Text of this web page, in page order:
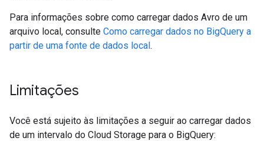
Para informações sobre como carregar dados Avro de um
arquivo local, consulte Como carregar dados no BigQuery a
partir de uma fonte de dados local.
Limitações
Você está sujeito às limitações a seguir ao carregar dados
de um intervalo do Cloud Storage para o BigQuery: